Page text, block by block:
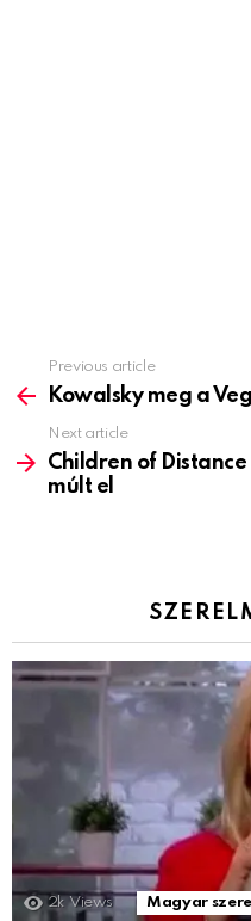
more
Previous article
Kowalsky meg a
Next article
Children of
múlt el
2k Views Magyar